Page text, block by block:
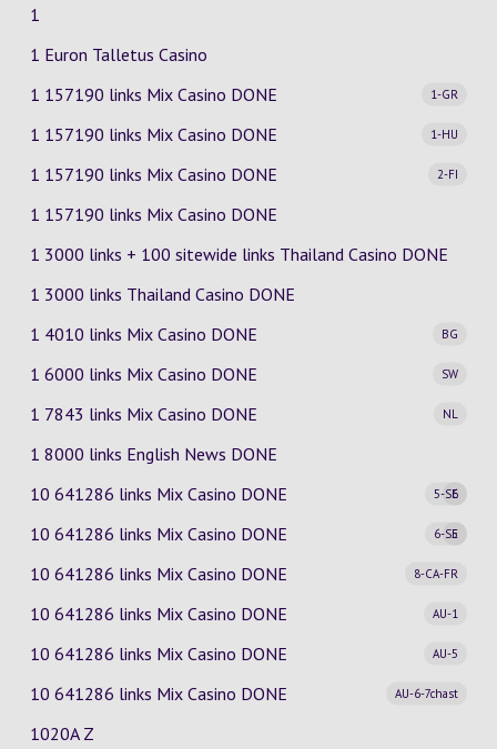
1
1 Euron Talletus Casino
1 157190 links Mix Casino
1-GR
DONE
1 157190 links Mix Casino
1-HU
DONE
1 157190 links Mix Casino
2-FI
DONE
1 157190 links Mix Casino DONE
1 3000 links + 100 sitewide links Thailand Casino DONE
1 3000 links Thailand Casino DONE
1 4010 links Mix Casino
BG
DONE
1 6000 links Mix Casino
SW
DONE
1 7843 links Mix Casino
NL
DONE
1 8000 links English News DONE
10 641286 links Mix Casino
5-SE
6
DONE
10 641286 links Mix Casino
6-SE
5
DONE
10 641286 links Mix Casino
8-CA-FR
DONE
10 641286 links Mix Casino
AU-1
DONE
10 641286 links Mix Casino
AU-5
DONE
10 641286 links Mix Casino
AU-6-7chast
DONE
1020A Z